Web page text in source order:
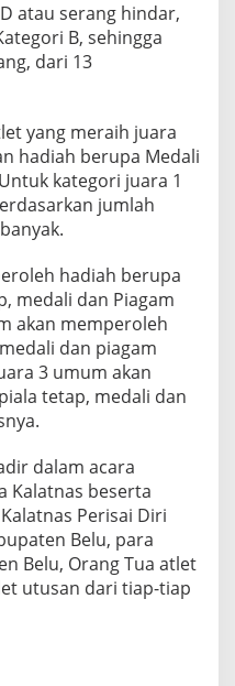
atau serang hindar,
B, sehingga
dari 13
yang meraih juara
hadiah berupa Medali
kategori juara 1
jumlah
hadiah berupa
medali dan Piagam
akan memperoleh
dan piagam
3 umum akan
tetap, medali dan
dalam acara
Kalatnas beserta
Perisai Diri
Belu, para
Belu, Orang Tua atlet
utusan dari tiap-tiap